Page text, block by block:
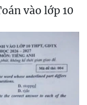
vào lớp 10